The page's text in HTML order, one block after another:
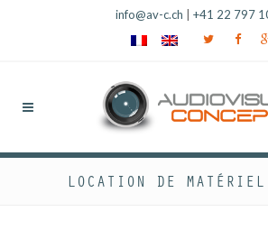
info@av-c.ch +41 22 797
LOCATION DE MATÉRIEL